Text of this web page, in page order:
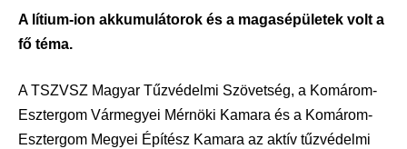
A lítium-ion akkumulátorok és a magasépületek volt a
fő téma.
A TSZVSZ Magyar Tűzvédelmi Szövetség, a Komárom-
Esztergom Vármegyei Mérnöki Kamara és a Komárom-
Esztergom Megyei Építész Kamara az aktív tűzvédelmi